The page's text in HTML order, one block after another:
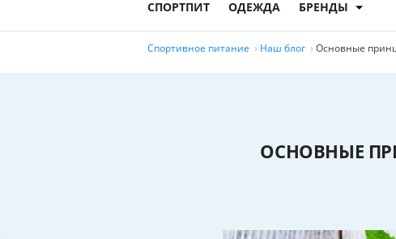
СПОРТПИТ ОДЕЖДА БРЕНДЫ
Спортивное питание Наш блог Основные
ОСНОВНЫЕ